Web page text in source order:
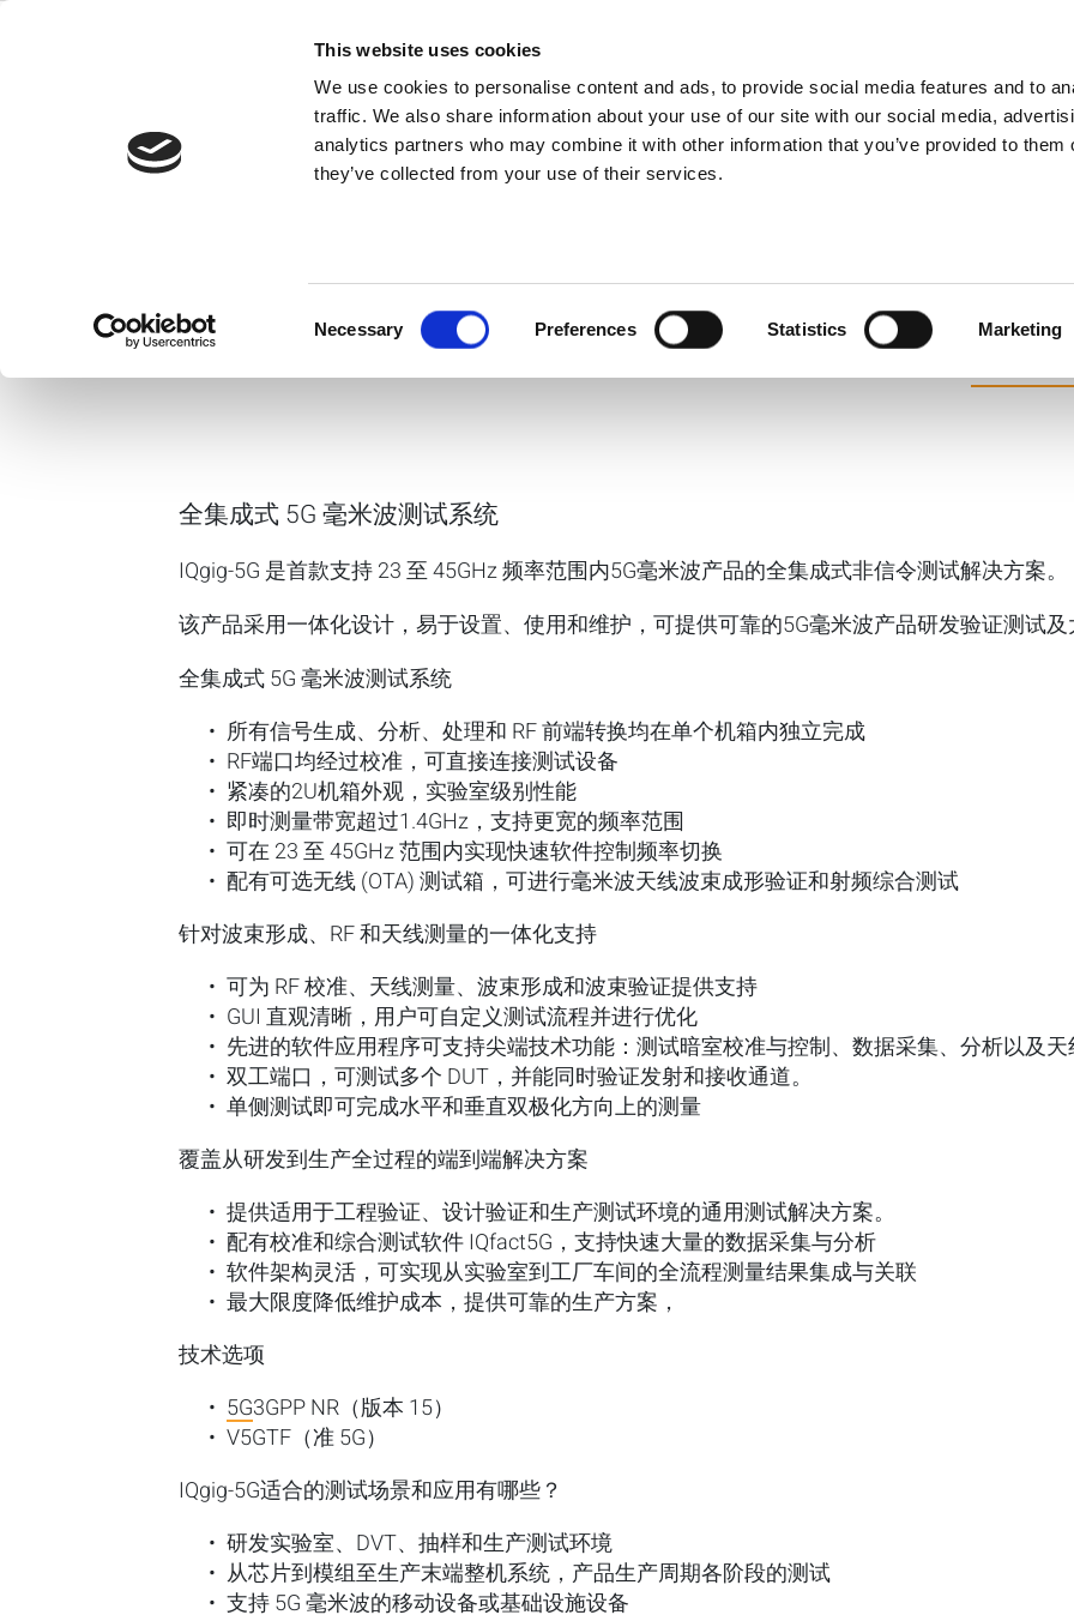
This website uses cookies
We use cookies to personalise content and ads, to provide social media features and to
traffic. We also share information about your use of our site with our social media,
analytics partners who may combine it with other information that you’ve provided to them
they’ve collected from your use of their services.
Necessary Preferences Statistics Marketing
IQgig-5G
IQgig-5G 宣传册
全集成式 5G 毫米波测试系统
IQgig-5G 是首款支持 23 至 45GHz 频率范围内5G毫米波产品的全集成式非信令测试解决方案。
该产品采用一体化设计，易于设置、使用和维护，可提供可靠的5G毫米波产品研发验证测试
全集成式5G毫米波测试系统
所有信号生成、分析、处理和 RF 前端转换均在单个机箱内独立完成
RF端口均经过校准，可直接连接测试设备
紧凑的2U机箱外观，实验室级别性能
即时测量带宽超过1.4GHz，支持更宽的频率范围
可在 23 至 45GHz 范围内实现快速软件控制频率切换
配有可选无线 (OTA) 测试箱，可进行毫米波天线波束成形验证和射频综合测试
针对波束形成、 RF和天线测量的一体化支持
可为 RF 校准、天线测量、波束形成和波束验证提供支持
GUI 直观清晰，用户可自定义测试流程并进行优化
先进的软件应用程序可支持尖端技术功能：测试暗室校准与控制、数据采集、分析以及
双工端口，可测试多个 DUT，并能同时验证发射和接收通道。
单侧测试即可完成水平和垂直双极化方向上的测量
覆盖从研发到生产全过程的端到端解决方案
提供适用于工程验证、设计验证和生产测试环境的通用测试解决方案。
配有校准和综合测试软件 IQfact5G，支持快速大量的数据采集与分析
软件架构灵活，可实现从实验室到工厂车间的全流程测量结果集成与关联
最大限度降低维护成本，提供可靠的生产方案，
技术选项
5G3GPP NR（版本 15）
V5GTF（准 5G）
IQgig-5G适合的测试场景和应用有哪些？
研发实验室、DVT、抽样和生产测试环境
从芯片到模组至生产末端整机系统，产品生产周期各阶段的测试
支持 5G 毫米波的移动设备或基础设施设备